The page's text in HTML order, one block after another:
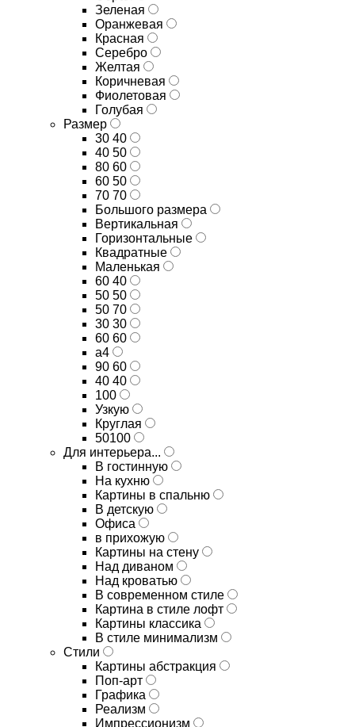
Зеленая
Оранжевая
Красная
Серебро
Желтая
Коричневая
Фиолетовая
Голубая
Размер
30 40
40 50
80 60
60 50
70 70
Большого размера
Вертикальная
Горизонтальные
Квадратные
Маленькая
60 40
50 50
50 70
30 30
60 60
а4
90 60
40 40
100
Узкую
Круглая
50100
Для интерьера...
В гостинную
На кухню
Картины в спальню
В детскую
Офиса
в прихожую
Картины на стену
Над диваном
Над кроватью
В современном стиле
Картина в стиле лофт
Картины классика
В стиле минимализм
Стили
Картины абстракция
Поп-арт
Графика
Реализм
Импрессионизм